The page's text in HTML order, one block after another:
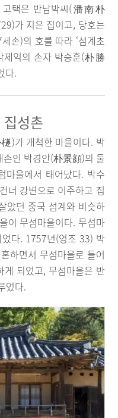
택은 반남박씨(潘南朴
가 지은 집이고, 당호는
손)의 호를 따라 ‘섬계초
익의 손자 박승훈(朴勝
다.
성촌
)가 개척한 마을이다. 박
인 박경안(朴景顔)의 둘
마을에서 태어났다. 박수
너 강변으로 이주하고 집
았던 중국 섬계와 비슷하
이 무섬마을이다. 무섬마
다. 1757년(영조 33) 박
하면서 무섬마을로 들어
되었고, 무섬마을은 반
었다.